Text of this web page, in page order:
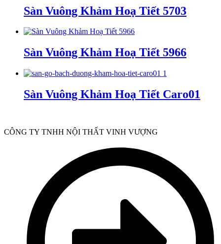
Sàn Vuông Khảm Hoạ Tiết 5703
Sàn Vuông Khảm Hoạ Tiết 5966
Sàn Vuông Khảm Hoạ Tiết Caro01
CÔNG TY TNHH NỘI THẤT VINH VƯỢNG